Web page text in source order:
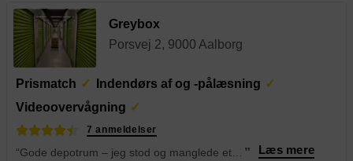
Greybox
Porsvej 2, 9000 Aalborg
Prismatch
Indendørs af og -pålæsning
Videoovervågning
7 anmeldelser
” Læs mere